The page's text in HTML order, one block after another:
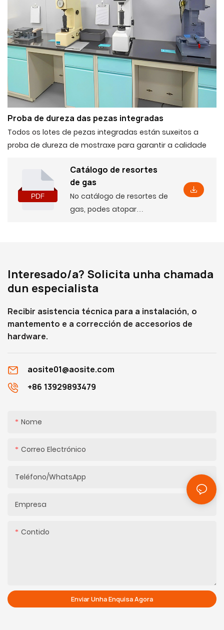
Proba de dureza das pezas integradas
Todos os lotes de pezas integradas están suxeitos a
proba de dureza de mostraxe para garantir a calidade
Catálogo de resortes
de gas
No catálogo de resortes de
gas, podes atopar
as dimensións de
instalación
axudarán a entendelo en
profundidade.
Interesado/a? Solicita unha chamada
dun especialista
Recibir asistencia técnica para a instalación, o
mantemento e a corrección de accesorios de
hardware.
aosite01@aosite.com
+86 13929893479
Nome
Correo Electrónico
Teléfono/WhatsApp
Empresa
Contido
Enviar Unha Enquisa Agora